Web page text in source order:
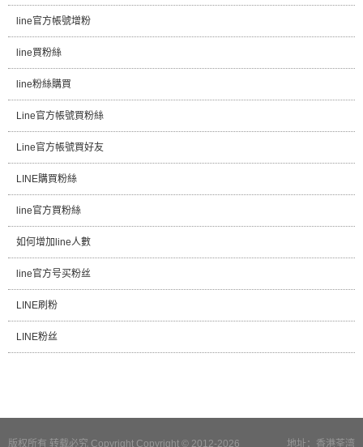
line官方帳號增粉
line買粉絲
line粉絲購買
Line官方帳號買粉絲
Line官方帳號買好友
LINE購買粉絲
line官方買粉絲
如何增加line人數
line官方号买粉丝
LINE刷粉
LINE粉丝
地址：香港荃湾
版权所有 转载必究 Copyright Copyright © 2012-2026